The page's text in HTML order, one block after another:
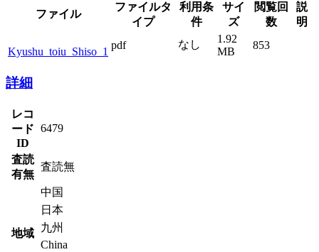
ファイル
ファイルタ
イプ
利用条
件
サイ
ズ
閲覧回
数
説
明
Kyushu_toiu_Shiso_1
pdf なし
1.92
MB
853
詳細
レコ
ード
ID
6479
査読
有無
査読無
地域
中国
日本
九州
China